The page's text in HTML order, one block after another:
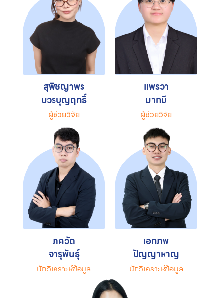
สุพิชญาพร
บวรบุญฤทธิ์
ผู้ช่วยวิจัย
แพรวา
มากมี
ผู้ช่วยวิจัย
ภควัต
จารุพันธุ์
นักวิเคราะห์ข้อมูล
เอกภพ
ปัญญาหาญ
นักวิเคราะห์ข้อมูล